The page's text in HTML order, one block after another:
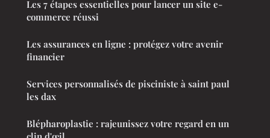
Les 7 étapes essentielles pour lancer un site e-
commerce réussi
Les assurances en ligne : protégez votre avenir
financier
Services personnalisés de pisciniste à saint paul
les dax
Blépharoplastie : rajeunissez votre regard en un